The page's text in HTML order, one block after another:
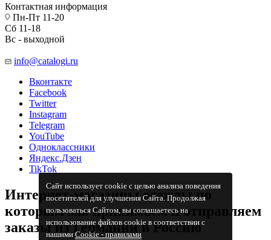
Сайт использует cookie с целью анализа поведения
посетителей для улучшения Сайта. Продолжая
пользоваться Сайтом, вы соглашаетесь на
использование файлов cookie в соответствии с
нашимиCookiе - правилами
Контактная информация
Пн-Пт 11-20
Сб 11-18
Вс - выходной
info@catalogi.ru
Вконтакте
Facebook
Twitter
Instagram
Telegram
YouTube
Одноклассники
Яндекс.Дзен
TikTok
Интернет-магазины одежды по
которым мы принимаем и отправляем
заказы из Германии в Россию